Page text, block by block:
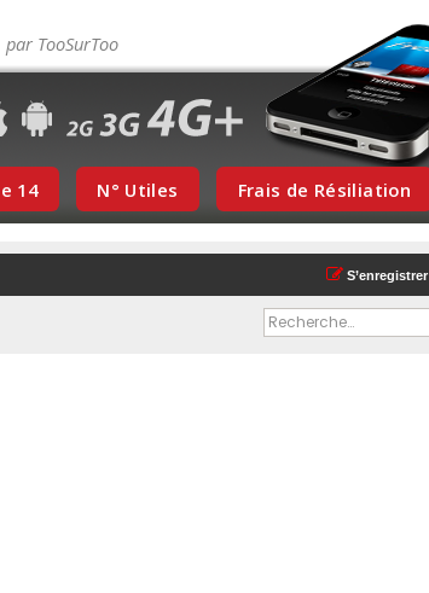
14 N° Utiles Frais de Résiliation
S’enregistrer